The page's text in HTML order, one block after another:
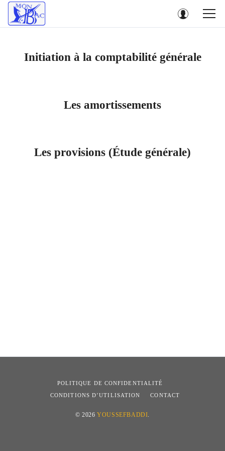
Initiation à la comptabilité générale
Les amortissements
Les provisions (Étude générale)
POLITIQUE DE CONFIDENTIALITÉ
CONDITIONS D’UTILISATION
CONTACT
© 2026YOUSSEFBADDI.